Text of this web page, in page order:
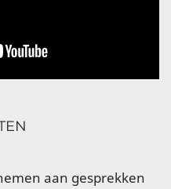
aan gesprekken